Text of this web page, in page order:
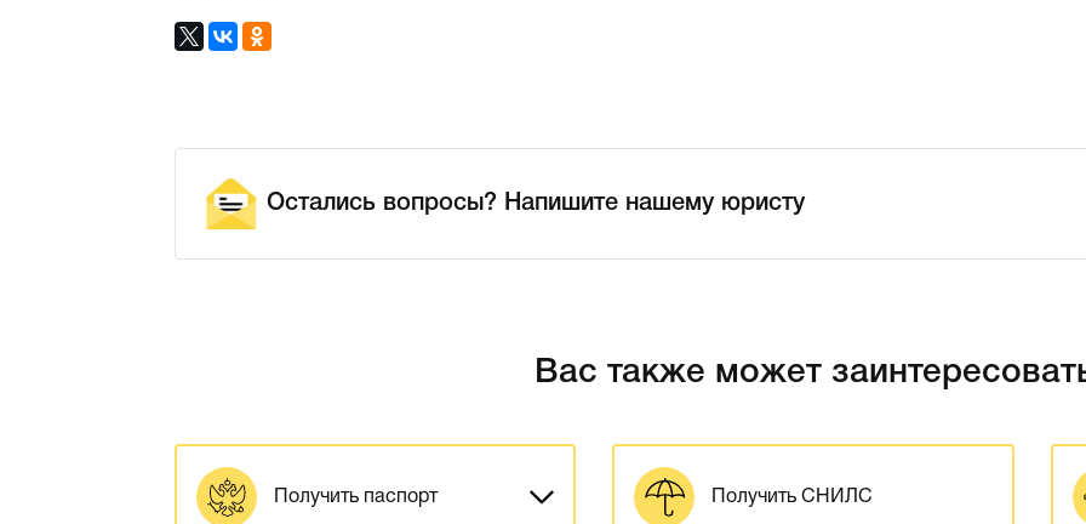
Остались вопросы? Напишите нашему юристу
Вас также может
Получить паспорт Получить СНИЛС